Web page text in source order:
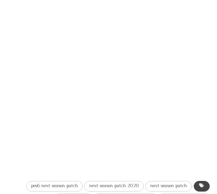
next season patch
next season patch 2020
pes6 next season patch